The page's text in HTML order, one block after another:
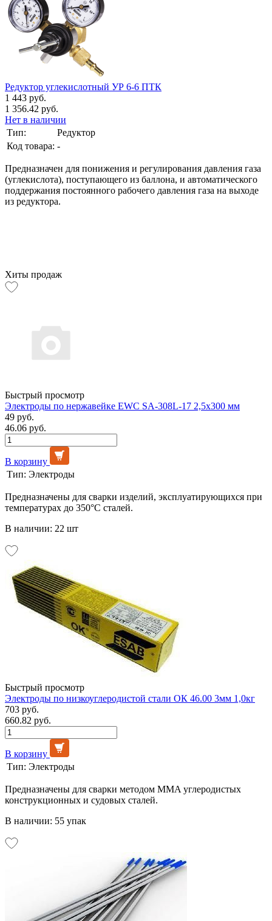
Редуктор углекислотный УР 6-6 ПТК
1 443 руб.
1 356.42 руб.
Нет в наличии
Тип:
Редуктор
Код товара: -
Предназначен для понижения и регулирования давления газа
(углекислота), поступающего из баллона, и автоматического
поддержания постоянного рабочего давления газа на выходе
из редуктора.
Хиты продаж
Быстрый просмотр
Электроды по нержавейке EWC SA-308L-17 2,5х300 мм
49 руб.
46.06 руб.
В корзину
Тип: Электроды
Предназначены для сварки изделий, эксплуатирующихся при
температурах до 350°С сталей.
В наличии: 22 шт
Быстрый просмотр
Электроды по низкоуглеродистой стали ОК 46.00 3мм 1,0кг
703 руб.
660.82 руб.
В корзину
Тип: Электроды
Предназначены для сварки методом MMA углеродистых
конструкционных и судовых сталей.
В наличии: 55 упак